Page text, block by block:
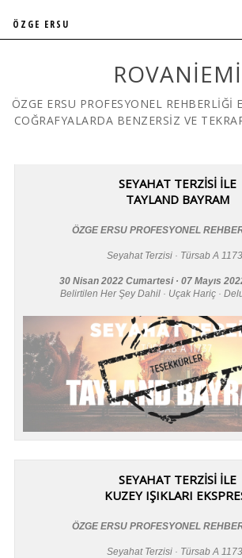
ROVANIEMI
ÖZGE ERSU PROFESYONEL REHBERLİĞİ
COĞRAFYALARDA BENZERSİZ VE
SEYAHAT TERZİSİ İLE
TAYLAND BAYRAM
ÖZGE ERSU PROFESYONEL
Seyahat Terzisi · Türsab A
30 Nisan 2022 Cumartesi · 07 Mayıs
Belirtilen Her Şey Dahil · Uçak Hariç ·
SEYAHAT TERZİSİ İLE
KUZEY IŞIKLARI
ÖZGE ERSU PROFESYONEL
Seyahat Terzisi · Türsab A
ÖZGE ERSU